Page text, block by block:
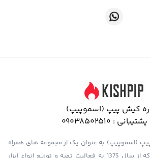
کیش پیپ (اسموپیپ)
:
09038502510
(اسموپیپ) به عنوان یک از مجموعه های همراه
اسموکیش (smokish.ir) که از سال 1375 به فعالیت تهیه و توزیع انواع ابزار